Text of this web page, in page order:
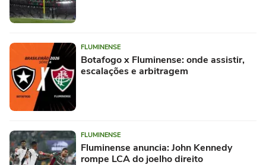
FLUMINENSE
Botafogo x Fluminense: onde assistir,
escalações e arbitragem
FLUMINENSE
Fluminense anuncia: John Kennedy
rompe LCA do joelho direito